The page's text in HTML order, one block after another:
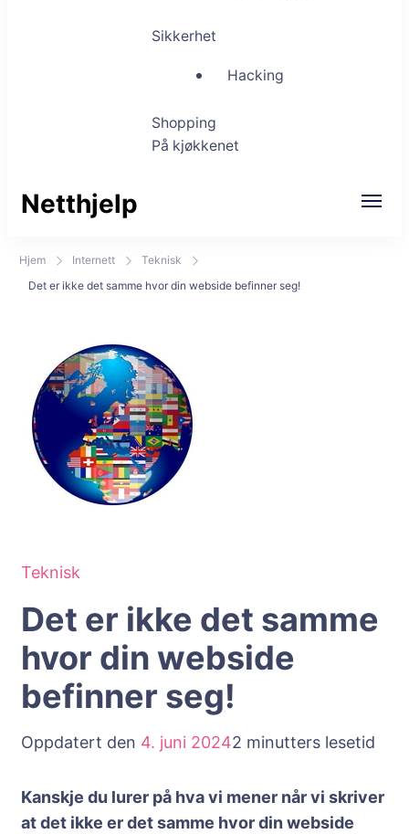
Sikkerhet
Hacking
Shopping
På kjøkkenet
Netthjelp
Hjem Internett
Teknisk
Det er ikke det samme hvor din webside befinner seg!
Teknisk
Det er ikke det samme
hvor din webside
befinner seg!
Oppdatert den 4. juni 20242 minutters lesetid
Kanskje du lurer på hva vi mener når vi skriver
at det ikke er det samme hvor din webside